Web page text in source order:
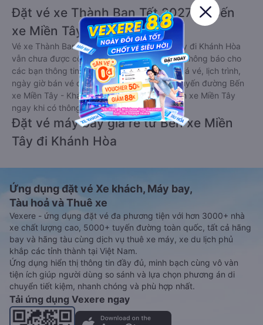
Đặt vé xe Thành Ban Tết 2027 từ Bến
xe Miền Tây đi Khánh Hòa
Vé xe Thành Ban tết 2027 từ Bến xe Miền Tây đi Khánh Hòa
vẫn chưa được công bố. Vexere.com sẽ sớm thông báo cho
các bạn thông tin vé xe Tết 2027 bao gồm giá vé, lịch trình,
ngày giờ bán vé của các hãng xe khách đi tuyến đường Bến
xe Miền Tây - Khánh Hòa và Khánh Hòa - Bến xe Miền Tây
ngay khi có thông tin từ các hãng xe.
Đặt vé máy bay giá rẻ từ Bến xe Miền
Tây đi Khánh Hòa
Ứng dụng đặt vé Xe khách, Máy bay,
Tàu hoả và Thuê xe
Vexere - ứng dụng đặt vé đa phương tiện với hơn 3000+ nhà
xe chất lượng cao, 5000+ tuyến đường toàn quốc, tất cả hãng
bay và hãng tàu cùng dịch vụ thuê xe máy, xe du lịch phủ
khắp các tỉnh thành tại Việt Nam.
Ứng dụng hiển thị thông tin đầy đủ, minh bạch cùng vô vàn
tiện ích giúp người dùng so sánh và lựa chọn phương án di
chuyển tiết kiệm, nhanh chóng và phù hợp nhất.
Tải ứng dụng Vexere ngay